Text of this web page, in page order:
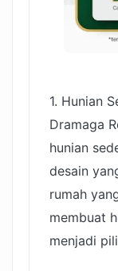
1. Hunian
Dramaga
hunian
desain
rumah
membuat
menjadi